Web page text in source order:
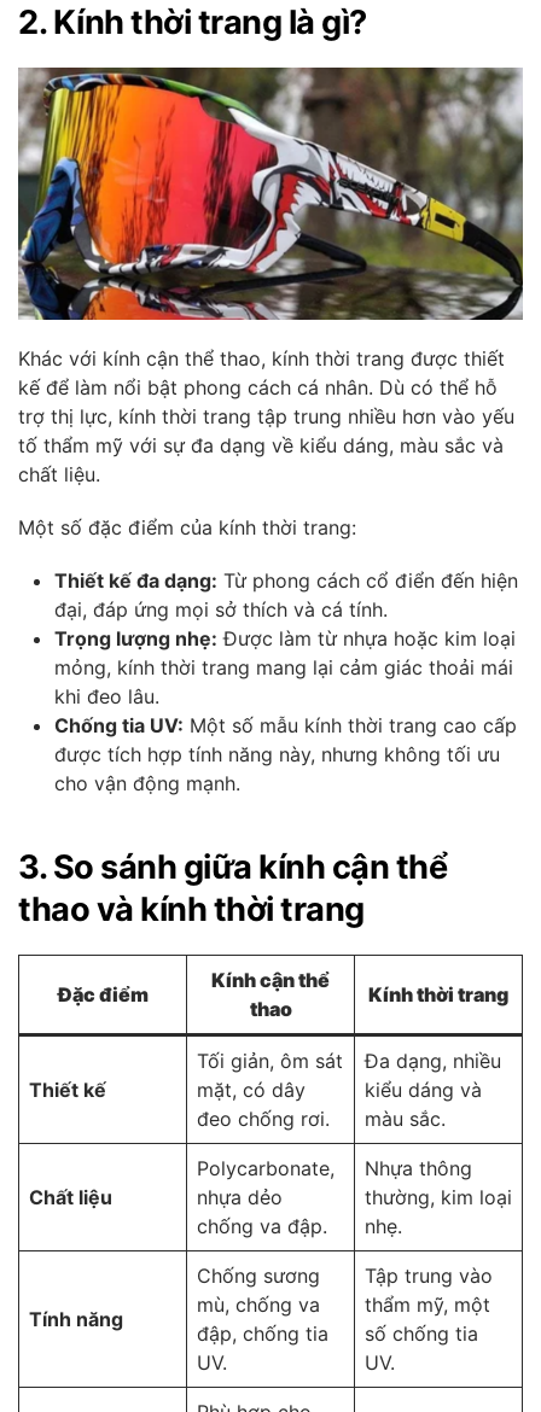
2. Kính thời trang là gì?
Khác với kính cận thể thao, kính thời trang được thiết
kế để làm nổi bật phong cách cá nhân. Dù có thể hỗ
trợ thị lực, kính thời trang tập trung nhiều hơn vào yếu
tố thẩm mỹ với sự đa dạng về kiểu dáng, màu sắc và
chất liệu.
Một số đặc điểm của kính thời trang:
Thiết kế đa dạng: Từ phong cách cổ điển đến hiện
đại, đáp ứng mọi sở thích và cá tính.
Trọng lượng nhẹ: Được làm từ nhựa hoặc kim loại
mỏng, kính thời trang mang lại cảm giác thoải mái
khi đeo lâu.
Chống tia UV: Một số mẫu kính thời trang cao cấp
được tích hợp tính năng này, nhưng không tối ưu
cho vận động mạnh.
3. So sánh giữa kính cận thể
thao và kính thời trang
Đặc điểm
Kính cận thể
thao
Kính thời trang
Thiết kế
Tối giản, ôm sát
mặt, có dây
đeo chống rơi.
Đa dạng, nhiều
kiểu dáng và
màu sắc.
Chất liệu
Polycarbonate,
nhựa dẻo
chống va đập.
Nhựa thông
thường, kim loại
nhẹ.
Tính năng
Chống sương
mù, chống va
đập, chống tia
UV.
Tập trung vào
thẩm mỹ, một
số chống tia
UV.